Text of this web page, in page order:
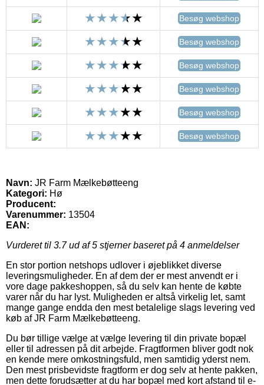
Besøg webshop
Besøg webshop
Besøg webshop
Besøg webshop
Besøg webshop
Besøg webshop
Navn: JR Farm Mælkebøtteeng
Kategori: Hø
Producent:
Varenummer: 13504
EAN:
Vurderet til 3.7ud af 5 stjerner baseret på 4 anmeldelser
En stor portion netshops udlover i øjeblikket diverse
leveringsmuligheder. En af dem der er mest anvendt er i
vore dage pakkeshoppen, så du selv kan hente de købte
varer når du har lyst. Muligheden er altså virkelig let, samt
mange gange endda den mest betalelige slags levering ved
køb af JR Farm Mælkebøtteeng.
Du bør tillige vælge at vælge levering til din private bopæl
eller til adressen på dit arbejde. Fragtformen bliver godt nok
en kende mere omkostningsfuld, men samtidig yderst nem.
Den mest prisbevidste fragtform er dog selv at hente pakken,
men dette forudsætter at du har bopæl med kort afstand til e-